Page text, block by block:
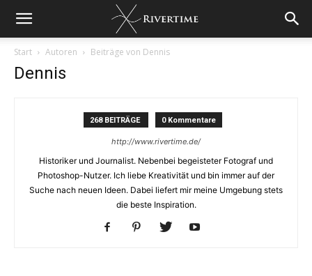
Start Autoren Beiträge von Dennis
Dennis
268 BEITRÄGE 0 Kommentare
http://www.rivertime.de/
Historiker und Journalist. Nebenbei begeisteter Fotograf und
Photoshop-Nutzer. Ich liebe Kreativität und bin immer auf der
Suche nach neuen Ideen. Dabei liefert mir meine Umgebung stets
die beste Inspiration.